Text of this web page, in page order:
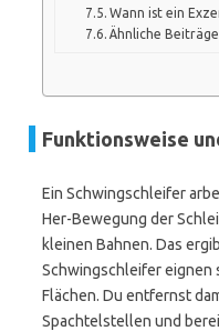
Wann ist ein
Ähnliche
Funktionsweise
Ein Schwingschleifer
Her-Bewegung der
kleinen Bahnen. Das
Schwingschleifer eignen
Flächen. Du entfernst
Spachtelstellen und